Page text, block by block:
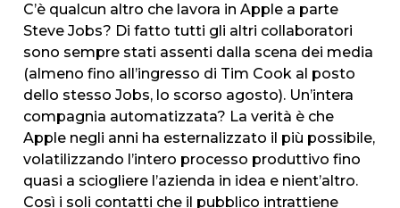
C’è qualcun altro che lavora in Apple a parte
Steve Jobs? Di fatto tutti gli altri collaboratori
sono sempre stati assenti dalla scena dei media
(almeno fino all’ingresso di Tim Cook al posto
dello stesso Jobs, lo scorso agosto). Un’intera
compagnia automatizzata? La verità è che
Apple negli anni ha esternalizzato il più possibile,
volatilizzando l’intero processo produttivo fino
quasi a sciogliere l’azienda in idea e nient’altro.
Così i soli contatti che il pubblico intrattiene